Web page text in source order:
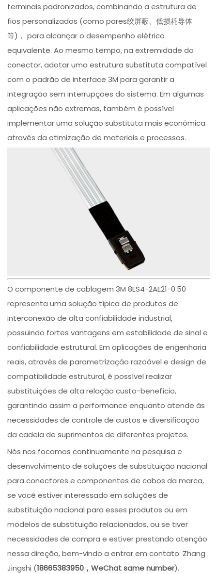
terminais padronizados, combinando a estrutura de
fios personalizados (como pares绞屏蔽、低损耗导体
等)， para alcançar o desempenho elétrico
equivalente. Ao mesmo tempo, na extremidade do
conector, adotar uma estrutura substituta compatível
com o padrão de interface 3M para garantir a
integração sem interrupções do sistema. Em algumas
aplicações não extremas, também é possível
implementar uma solução substituta mais econômica
através da otimização de materiais e processos.
O componente de cablagem 3M 8ES4-2AE21-0.50
representa uma solução típica de produtos de
interconexão de alta confiabilidade industrial,
possuindo fortes vantagens em estabilidade de sinal e
confiabilidade estrutural. Em aplicações de engenharia
reais, através de parametrização razoável e design de
compatibilidade estrutural, é possível realizar
substituições de alta relação custo-benefício,
garantindo assim a performance enquanto atende às
necessidades de controle de custos e diversificação
da cadeia de suprimentos de diferentes projetos.
Nós nos focamos continuamente na pesquisa e
desenvolvimento de soluções de substituição nacional
para conectores e componentes de cabos da marca,
se você estiver interessado em soluções de
substituição nacional para esses produtos ou em
modelos de substituição relacionados, ou se tiver
necessidades de compra e estiver prestando atenção
nessa direção, bem-vindo a entrar em contato: Zhang
Jingshi (18665383950，WeChat same number).